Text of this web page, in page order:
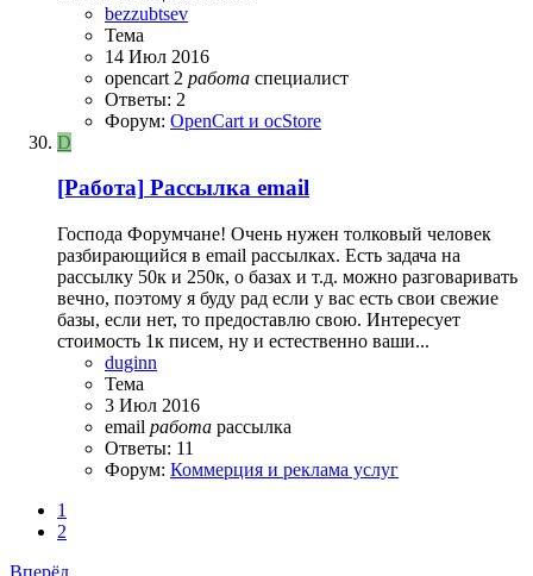
bezzubtsev
Тема
14 Июл 2016
opencart 2 работа специалист
Ответы: 2
Форум: OpenCart и ocStore
D
[Работа] Рассылка email
Господа Форумчане! Очень нужен толковый человек
разбирающийся в email рассылках. Есть задача на
рассылку 50к и 250к, о базах и т.д. можно разговаривать
вечно, поэтому я буду рад если у вас есть свои свежие
базы, если нет, то предоставлю свою. Интересует
стоимость 1к писем, ну и естественно ваши...
duginn
Тема
3 Июл 2016
email работа рассылка
Ответы: 11
Форум: Коммерция и реклама услуг
1
2
Вперёд